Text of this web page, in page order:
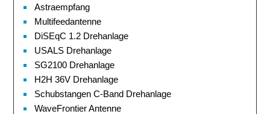
Astraempfang
Multifeedantenne
DiSEqC 1.2 Drehanlage
USALS Drehanlage
SG2100 Drehanlage
H2H 36V Drehanlage
Schubstangen C-Band Drehanlage
WaveFrontier Antenne